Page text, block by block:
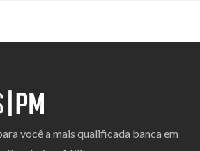
você a mais qualificada banca em